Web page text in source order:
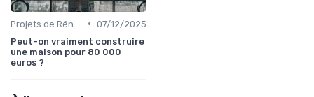
• 07/12/2025
Peut-on vraiment construire
une maison pour 80 000
euros ?